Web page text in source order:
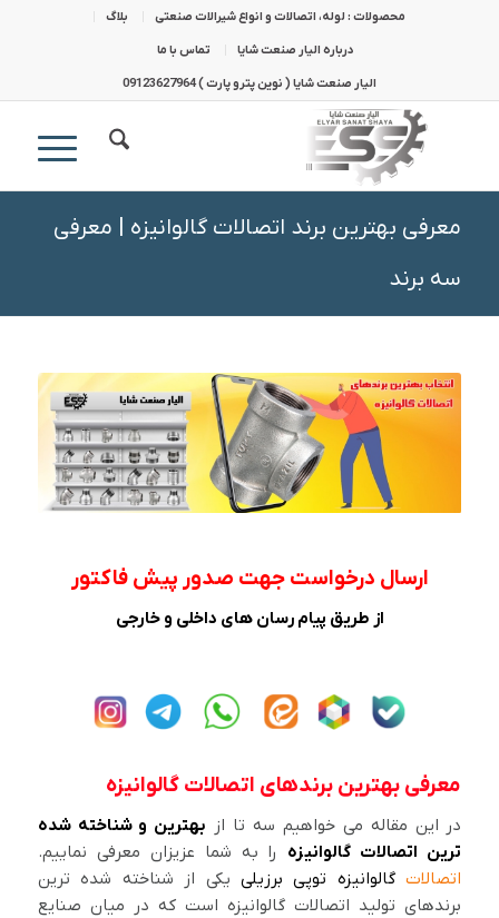
محصولات : لوله، اتصالات و انواع شیرالات صنعتی بلاگ
درباره الیار صنعت شایا تماس با ما
الیار صنعت شایا ( نوین پترو پارت ) 09123627964
معرفی بهترین برند اتصالات گالوانیزه | معرفی
سه برند
ارسال درخواست جهت صدور پیش فاکتور
از طریق پیام رسان های داخلی و خارجی
معرفی بهترین برندهای اتصالات گالوانیزه
در این مقاله می خواهیم سه تا از بهترین و شناخته شده
ترین اتصالات گالوانیزه را به شما عزیزان معرفی نماییم.
اتصالاتگالوانیزه توپی برزیلی یکی از شناخته شده ترین
برندهای تولید اتصالات گالوانیزه است که در میان صنایع